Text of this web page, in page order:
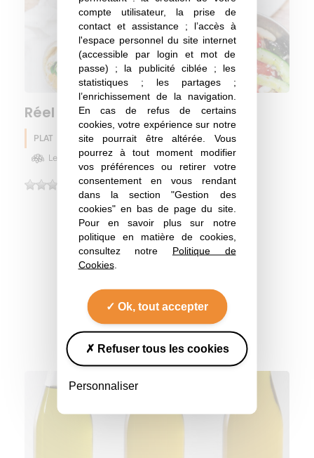
compte utilisateur, la prise de
contact et assistance ; l’accès à
l'espace personnel du site internet
(accessible par login et mot de
passe) ; la publicité ciblée ; les
statistiques ; les partages ;
l’enrichissement de la navigation.
En cas de refus de certains
cookies, votre expérience sur notre
site pourrait être altérée. Vous
pourrez à tout moment modifier
vos préférences ou retirer votre
consentement en vous rendant
dans la section "Gestion des
cookies" en bas de page du site.
Pour en savoir plus sur notre
politique en matière de cookies,
consultez notre Politique de
Cookies.
Ok, tout accepter
Refuser tous les cookies
Personnaliser
Réel lunch box
PLAT Eté Pois chiche
Huile d'olive
Lentille
Haricot Olive
(0)
Toutes les recettes
A lire aussi
Nos astuces